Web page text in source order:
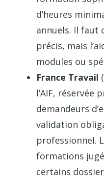
d’heures
annuels. Il faut
précis, mais
modules ou
France Travail
l’AIF, réservée
demandeurs
validation
professionnel.
formations
certains